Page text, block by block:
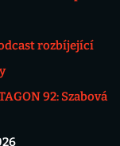
rozbíjející
92: Szabová